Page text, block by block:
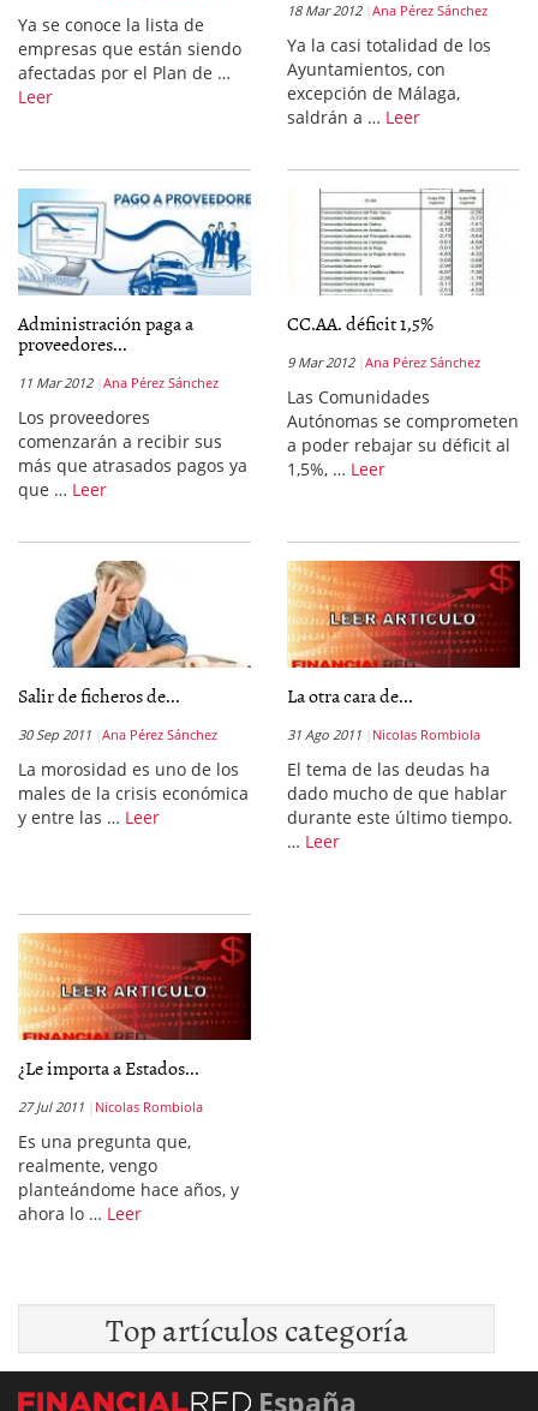
Ya se conoce la lista de
empresas que están siendo
afectadas por el Plan de …
Leer
18 Mar 2012 Ana Pérez Sánchez
Ya la casi totalidad de los
Ayuntamientos, con
excepción de Málaga,
saldrán a … Leer
Administración paga a
proveedores...
11 Mar 2012 Ana Pérez Sánchez
Los proveedores
comenzarán a recibir sus
más que atrasados pagos ya
que … Leer
CC.AA. déficit 1,5%
9 Mar 2012 Ana Pérez Sánchez
Las Comunidades
Autónomas se comprometen
a poder rebajar su déficit al
1,5%, … Leer
Salir de ficheros de...
30 Sep 2011 Ana Pérez Sánchez
La morosidad es uno de los
males de la crisis económica
y entre las … Leer
La otra cara de...
31 Ago 2011 Nicolas Rombiola
El tema de las deudas ha
dado mucho de que hablar
durante este último tiempo.
… Leer
¿Le importa a Estados...
27 Jul 2011 Nicolas Rombiola
Es una pregunta que,
realmente, vengo
planteándome hace años, y
ahora lo … Leer
Top artículos categoría
España